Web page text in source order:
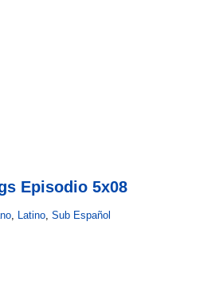
Episodio 5x08
, Latino, Sub Español